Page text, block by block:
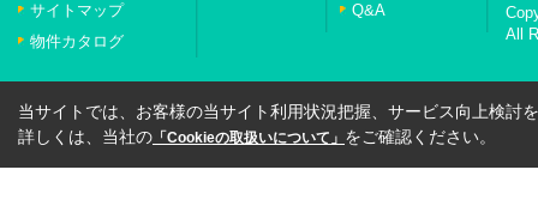
サイトマップ
物件カタログ
Q&A
All
当サイトでは、お客様の当サイト利用状況把握、サービス向上検討
詳しくは、当社の 「Cookieの取扱いについて」 をご確認ください。